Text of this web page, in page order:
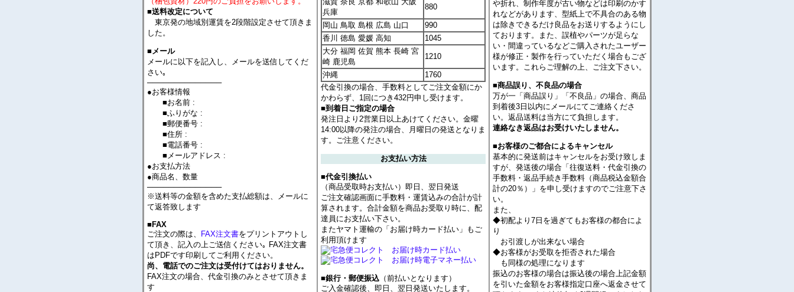
■送料改定について
東京発の地域別運賃を2段階設定させて頂きま
した。
■メール
メールに以下を記入し、メールを送信してくだ
さい｡
──────────────
●お客様情報
■お名前 :
■ふりがな :
■郵便番号 :
■住所 :
■電話番号 :
■メールアドレス :
●お支払方法
●商品名、数量
──────────────
※送料等の金額を含めた支払総額は、メールに
て返答致します
■FAX
ご注文の際は、 FAX注文書をプリントアウトし
て頂き、記入の上ご送信ください｡ FAX注文書
はPDFです印刷してご利用ください。
尚、電話でのご注文は受付けてはおりません。
FAX注文の場合、代金引換のみとさせて頂きま
す
兵庫
880
岡山 鳥取 島根 広島 山口
990
香川 徳島 愛媛 高知
1045
大分 福岡 佐賀 熊本 長崎 宮
崎 鹿児島
1210
沖縄
1760
代金引換の場合、手数料としてご注文金額にか
かわらず、1回につき432円申し受けます。
■到着日ご指定の場合
発注日より2営業日以上あけてください。金曜
14:00以降の発注の場合、月曜日の発送となりま
す。ご注意ください。
お支払い方法
■代金引換払い
（商品受取時お支払い）即日、翌日発送
ご注文確認画面に手数料・運賃込みの合計が計
算されます。合計金額を商品お受取り時に、配
達員にお支払い下さい。
またヤマト運輸の「お届け時カード払い」もご
利用頂けます
■銀行・郵便振込 （前払いとなります）
ご入金確認後、即日、翌日発送いたします。
や折れ、制作年度が古い物などは印刷のかす
れなどがあります、型紙上で不具合のある物
は除きできるだけ良品をお送りするようにし
ております。また、誤植やパーツが足らな
い・間違っているなどご購入されたユーザー
様が修正・製作を行っていただく場合もござ
います。これらご理解の上、ご注文下さい。
■商品誤り、不良品の場合
万が一「商品誤り」「不良品」の場合、商品
到着後3日以内にメールにてご連絡くださ
い。返品送料は当方にて負担します。
連絡なき返品はお受けいたしません。
■お客様のご都合によるキャンセル
基本的に発送前はキャンセルをお受け致しま
すが、発送後の場合「往復送料・代金引換の
手数料・返品手続き手数料（商品税込金額合
計の20％）」を申し受けますのでご注意下さ
い。
また、
◆初配より7日を過ぎてもお客様の都合によ
り
お引渡しが出来ない場合
◆お客様がお受取を拒否された場合
も同様の処理になります
振込のお客様の場合は振込後の場合上記金額
を引いた金額をお客様指定口座へ返金させて